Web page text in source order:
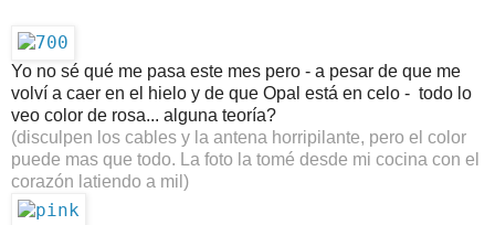
Yo no sé qué me pasa este mes pero - a pesar de que me
volví a caer en el hielo y de que Opal está en celo -  todo lo
veo color de rosa... alguna teoría?
(disculpen los cables y la antena horripilante, pero el color
puede mas que todo. La foto la tomé desde mi cocina con el
corazón latiendo a mil)